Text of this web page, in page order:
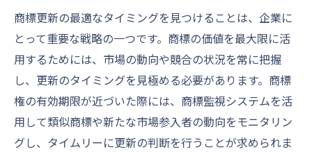
商標更新の最適なタイミングを見つけることは、企業に
とって重要な戦略の一つです。商標の価値を最大限に活
用するためには、市場の動向や競合の状況を常に把握
し、更新のタイミングを見極める必要があります。商標
権の有効期限が近づいた際には、商標監視システムを活
用して類似商標や新たな市場参入者の動向をモニタリン
グし、タイムリーに更新の判断を行うことが求められま